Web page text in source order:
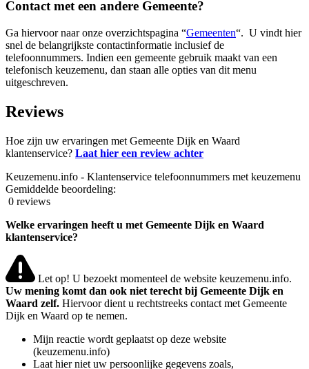
Contact met een andere Gemeente?
Ga hiervoor naar onze overzichtspagina “Gemeenten“. U vindt hier
snel de belangrijkste contactinformatie inclusief de
telefoonnummers. Indien een gemeente gebruik maakt van een
telefonisch keuzemenu, dan staan alle opties van dit menu
uitgeschreven.
Reviews
Hoe zijn uw ervaringen met Gemeente Dijk en Waard
klantenservice? Laat hier een review achter
Keuzemenu.info - Klantenservice telefoonnummers met keuzemenu
Gemiddelde beoordeling:
0 reviews
Welke ervaringen heeft u met Gemeente Dijk en Waard
klantenservice?
Let op! U bezoekt momenteel de website keuzemenu.info.
Uw mening komt dan ook niet terecht bij Gemeente Dijk en
Waard zelf. Hiervoor dient u rechtstreeks contact met Gemeente
Dijk en Waard op te nemen.
Mijn reactie wordt geplaatst op deze website
(keuzemenu.info)
Laat hier niet uw persoonlijke gegevens zoals,